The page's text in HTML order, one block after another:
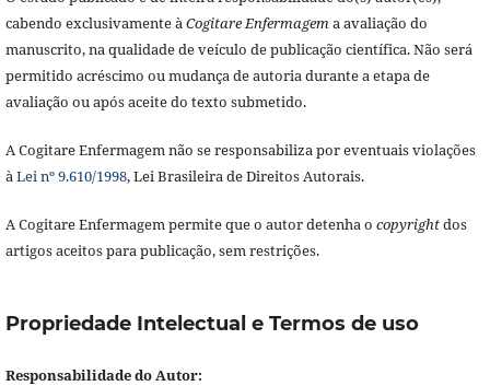
cabendo exclusivamente àCogitare Enfermagema avaliação do
manuscrito, na qualidade de veículo de publicação científica. Não será
permitido acréscimo ou mudança de autoria durante a etapa de
avaliação ou após aceite do texto submetido.
A Cogitare Enfermagem não se responsabiliza por eventuais violações
àLei nº 9.610/1998, Lei Brasileira de Direitos Autorais.
A Cogitare Enfermagem permite que o autor detenha o copyrightdos
artigos aceitos para publicação, sem restrições.
Propriedade Intelectual e Termos de uso
Responsabilidade do Autor: